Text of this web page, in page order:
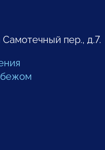
Самотечный пер., д.7.